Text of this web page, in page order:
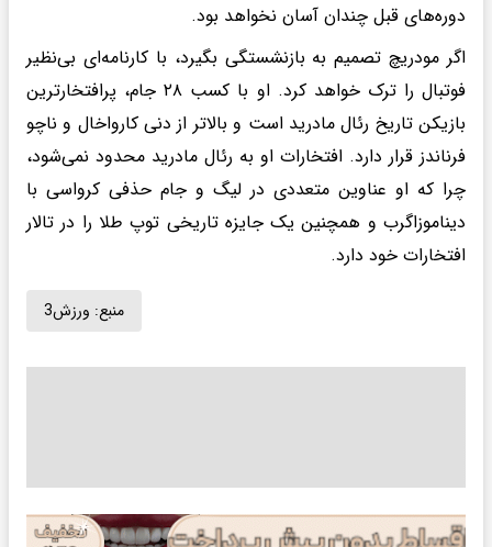
دوره‌های قبل چندان آسان نخواهد بود.
اگر مودریچ تصمیم به بازنشستگی بگیرد، با کارنامه‌ای بی‌نظیر
فوتبال را ترک خواهد کرد. او با کسب ۲۸ جام، پرافتخارترین
بازیکن تاریخ رئال مادرید است و بالاتر از دنی کارواخال و ناچو
فرناندز قرار دارد. افتخارات او به رئال مادرید محدود نمی‌شود،
چرا که او عناوین متعددی در لیگ و جام حذفی کرواسی با
دیناموزاگرب و همچنین یک جایزه تاریخی توپ طلا را در تالار
افتخارات خود دارد.
منبع: ورزش3